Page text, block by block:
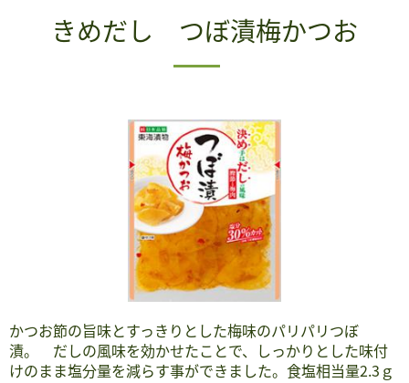
きめだし つぼ漬梅かつお
かつお節の旨味とすっきりとした梅味のパリパリつぼ
漬。 だしの風味を効かせたことで、しっかりとした味付
けのまま塩分量を減らす事ができました。食塩相当量2.3ｇ